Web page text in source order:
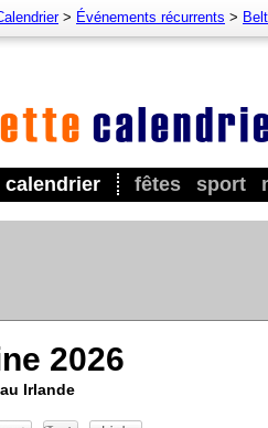
calendrier fêtes sport
> Événements récurrents >
2026
Irlande